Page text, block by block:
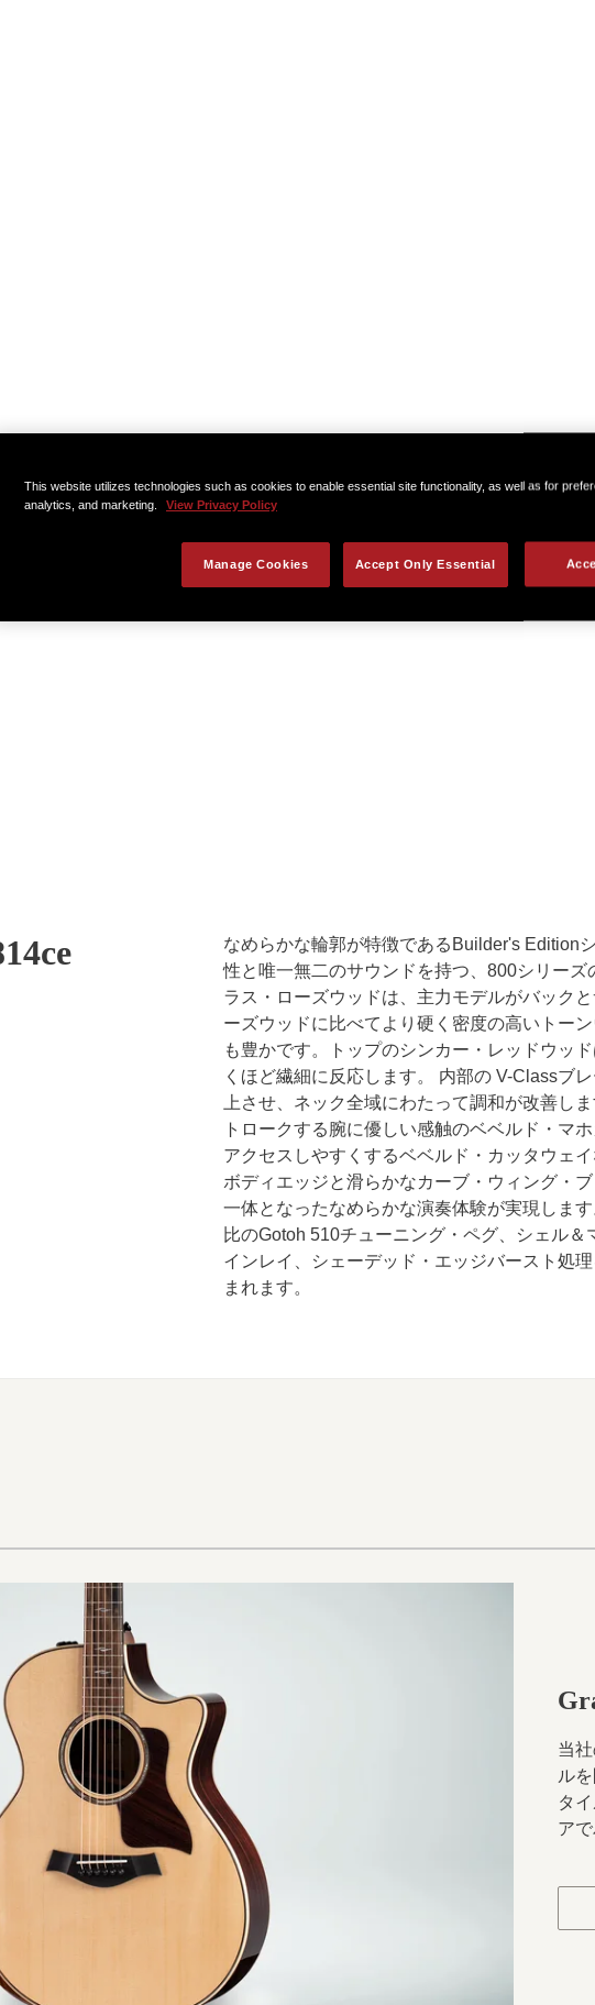
なめらかな輪郭が特徴であるBuilder's Edition
性と唯一無二のサウンドを持つ、800シリーズ
ラス・ローズウッドは、主力モデルがバック
ーズウッドに比べてより硬く密度の高いトー
も豊かです。トップのシンカー・レッドウッ
くほど繊細に反応します。 内部の V-Classブ
上させ、ネック全域にわたって調和が改善し
トロークする腕に優しい感触のベベルド・マ
アクセスしやすくするベベルド・カッタウェ
ボディエッジと滑らかなカーブ・ウィング・
一体となったなめらかな演奏体験が実現しま
比のGotoh 510チューニング・ペグ、シェル
インレイ、シェーデッド・エッジバースト処
まれます。
当
ル
タ
ア
This website utilizes technologies such as cookies to enable essential site functionality, as well as for
analytics, and marketing.
View Privacy Policy
Manage Cookies Accept Only Essential